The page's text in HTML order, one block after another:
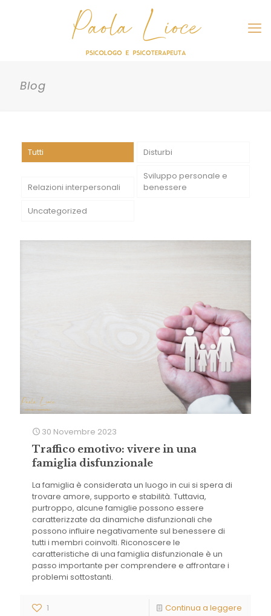
Blog
Tutti Disturbi
Relazioni interpersonali
Sviluppo personale e
benessere
Uncategorized
30 Novembre 2023
Traffico emotivo: vivere in una
famiglia disfunzionale
La famiglia è considerata un luogo in cui si spera di
trovare amore, supporto e stabilità. Tuttavia,
purtroppo, alcune famiglie possono essere
caratterizzate da dinamiche disfunzionali che
possono influire negativamente sul benessere di
tutti i membri coinvolti. Riconoscere le
caratteristiche di una famiglia disfunzionale è un
passo importante per comprendere e affrontare i
problemi sottostanti.
1 Continua a leggere